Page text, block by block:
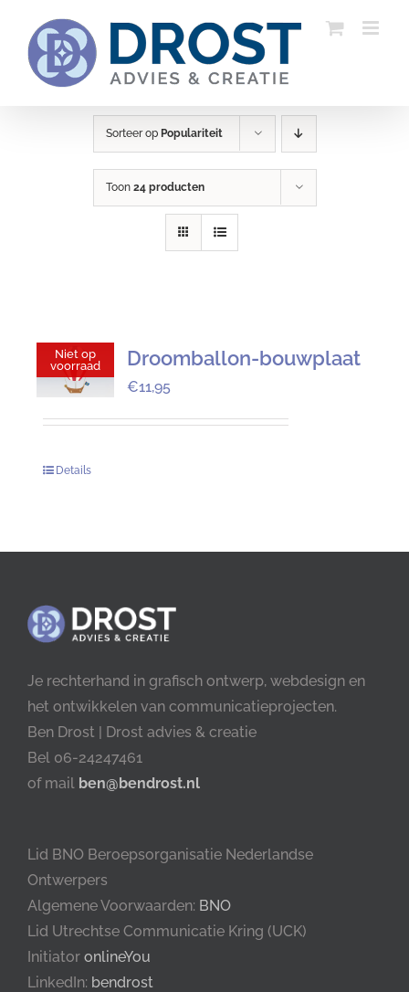
inhoud
Sorteer op Populariteit
Toon 24 producten
Niet op
voorraad
Droomballon-bouwplaat
€11,95
Details
Je rechterhand in grafisch ontwerp, webdesign en
het ontwikkelen van communicatieprojecten.
Ben Drost | Drost advies & creatie
Bel 06-24247461
of mail ben@bendrost.nl
Lid BNO Beroepsorganisatie Nederlandse
Ontwerpers
Algemene Voorwaarden: BNO
Lid Utrechtse Communicatie Kring (UCK)
Initiator onlineYou
LinkedIn: bendrost